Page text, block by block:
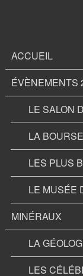
ACCUEIL
ÉVÈNEMENTS
LE SALON
LA
LES PLUS
LE MUSÉE
MINÉRAUX
LA
LES